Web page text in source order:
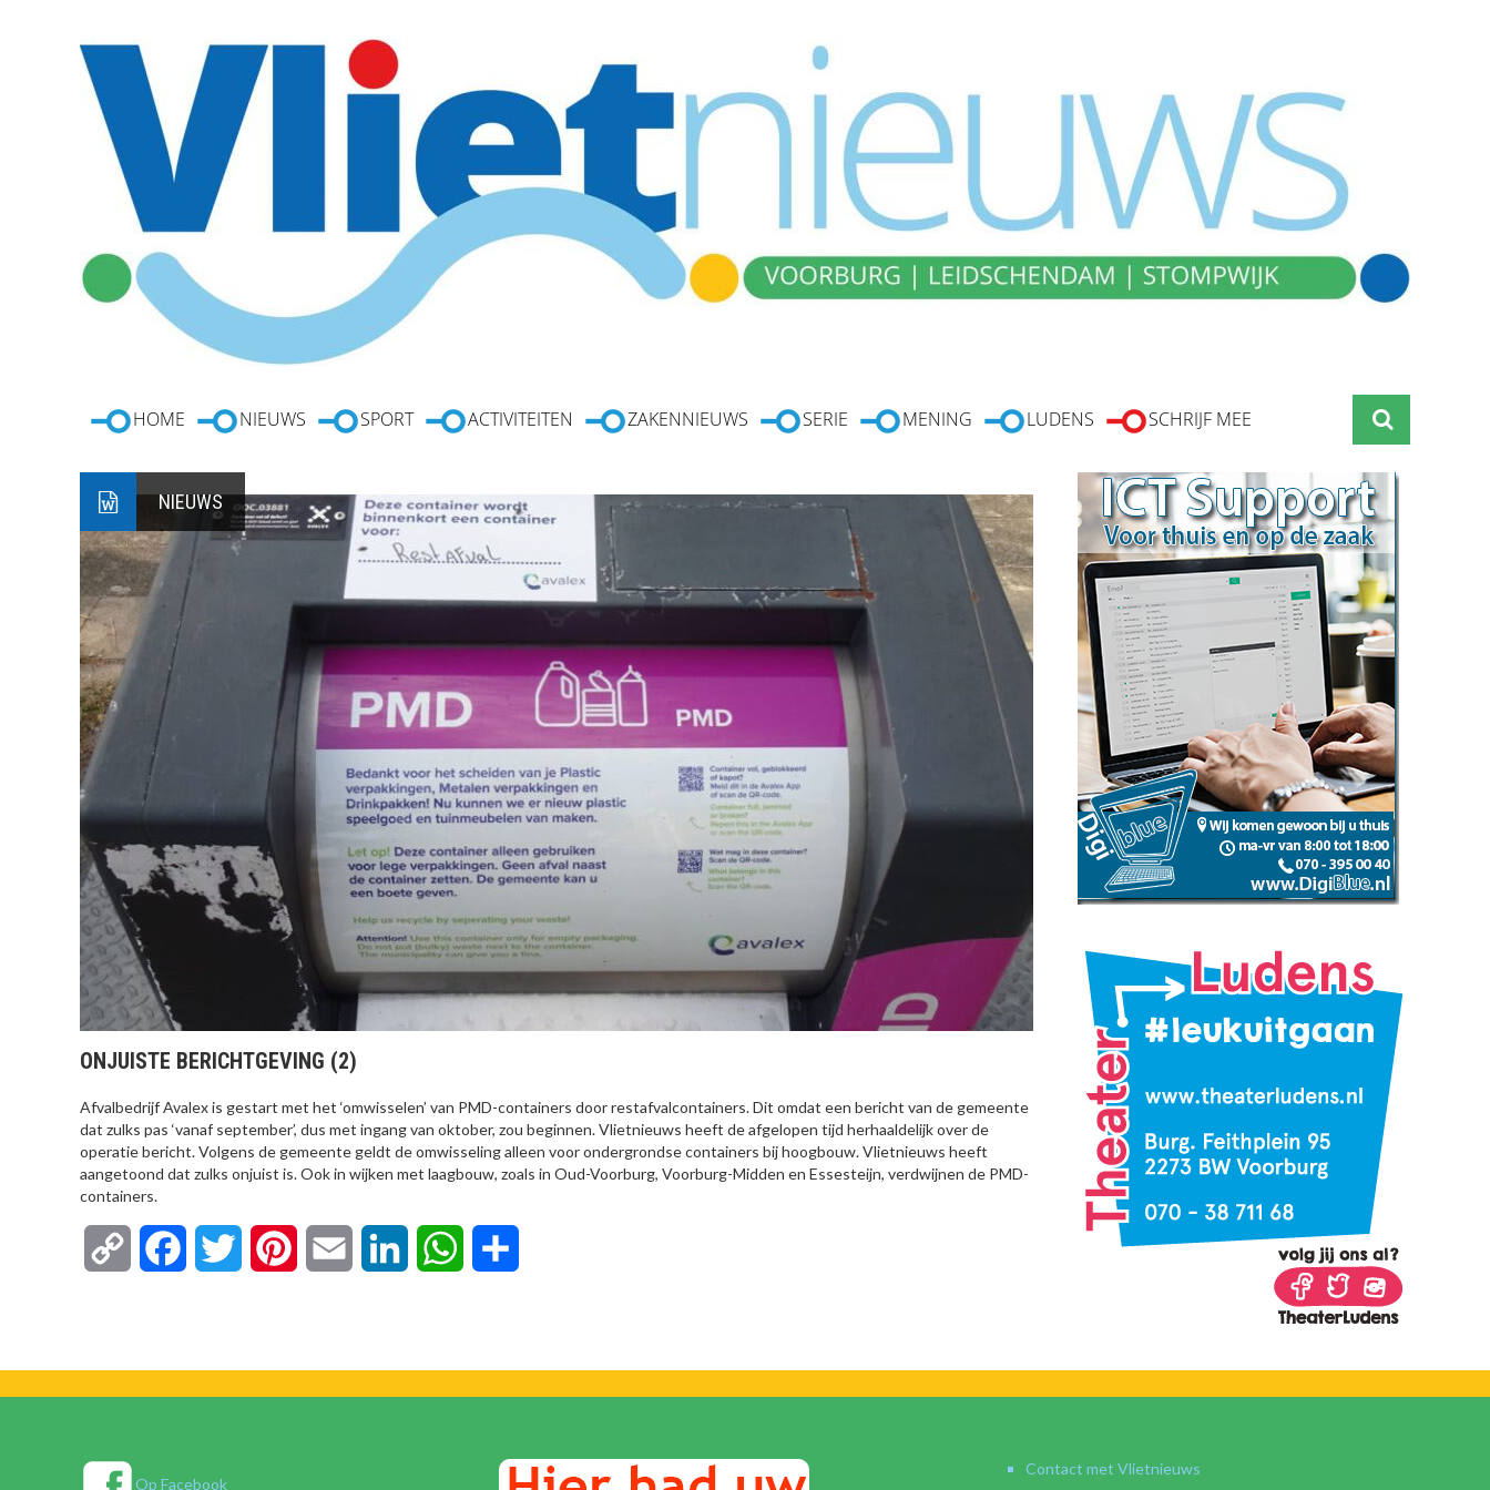
HOME NIEUWS SPORT ACTIVITEITEN ZAKENNIEUWS SERIE MENING LUDENS SCHRIJF MEE
NIEUWS
ONJUISTE BERICHTGEVING (2)
Afvalbedrijf Avalex is gestart met het ‘omwisselen’ van PMD-containers door restafvalcontainers. Dit omdat een bericht van de gemeente
dat zulks pas ‘vanaf september’, dus met ingang van oktober, zou beginnen. Vlietnieuws heeft de afgelopen tijd herhaaldelijk over de
operatie bericht. Volgens de gemeente geldt de omwisseling alleen voor ondergrondse containers bij hoogbouw. Vlietnieuws heeft
aangetoond dat zulks onjuist is. Ook in wijken met laagbouw, zoals in Oud-Voorburg, Voorburg-Midden en Essesteijn, verdwijnen de PMD-
containers.
Copy FacebookTwitter Pinterest Email LinkedIn WhatsApp
Op Facebook
Contact met Vlietnieuws